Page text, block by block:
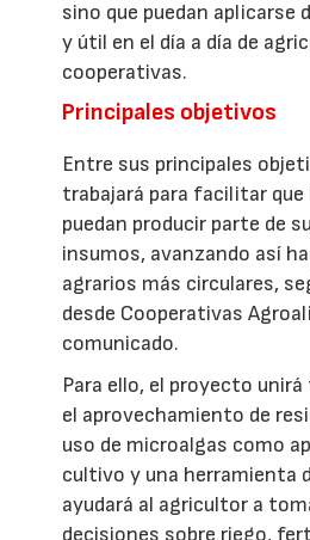
sino que puedan aplicarse
y útil en el día a día de
cooperativas.
Principales objetivos
Entre sus principales
trabajará para facilitar
puedan producir parte de
insumos, avanzando así
agrarios más circulares,
desde Cooperativas
comunicado.
Para ello, el proyecto
el aprovechamiento de
uso de microalgas como
cultivo y una herramienta
ayudará al agricultor a
decisiones sobre riego,